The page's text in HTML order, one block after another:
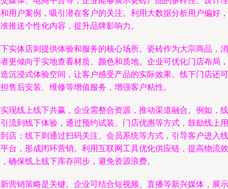
用户案例，吸引潜在客户的关注。利用大数据分析用户偏好，
推送个性化内容，提升品牌影响力。
实体店则提供体验和服务的核心场所。瓷砖作为大宗商品，消
更倾向于实地查看材质、颜色和质地。企业可优化门店布局，
沉浸式体验空间，让客户感受产品的实际效果。线下门店还可
售后安装、维修等增值服务，增强客户粘性。
现线上线下共赢，企业需整合资源，推动渠道融合。例如，线
流到线下体验，通过预约试装、门店优惠等方式，鼓励线上用
店；线下则通过扫码关注、会员系统等方式，引导客户进入线
台，形成闭环营销。利用互联网工具优化供应链，提高物流效
确保线上线下库存同步，避免资源浪费。
营销策略是关键。企业可结合短视频、直播等新兴媒体，展示